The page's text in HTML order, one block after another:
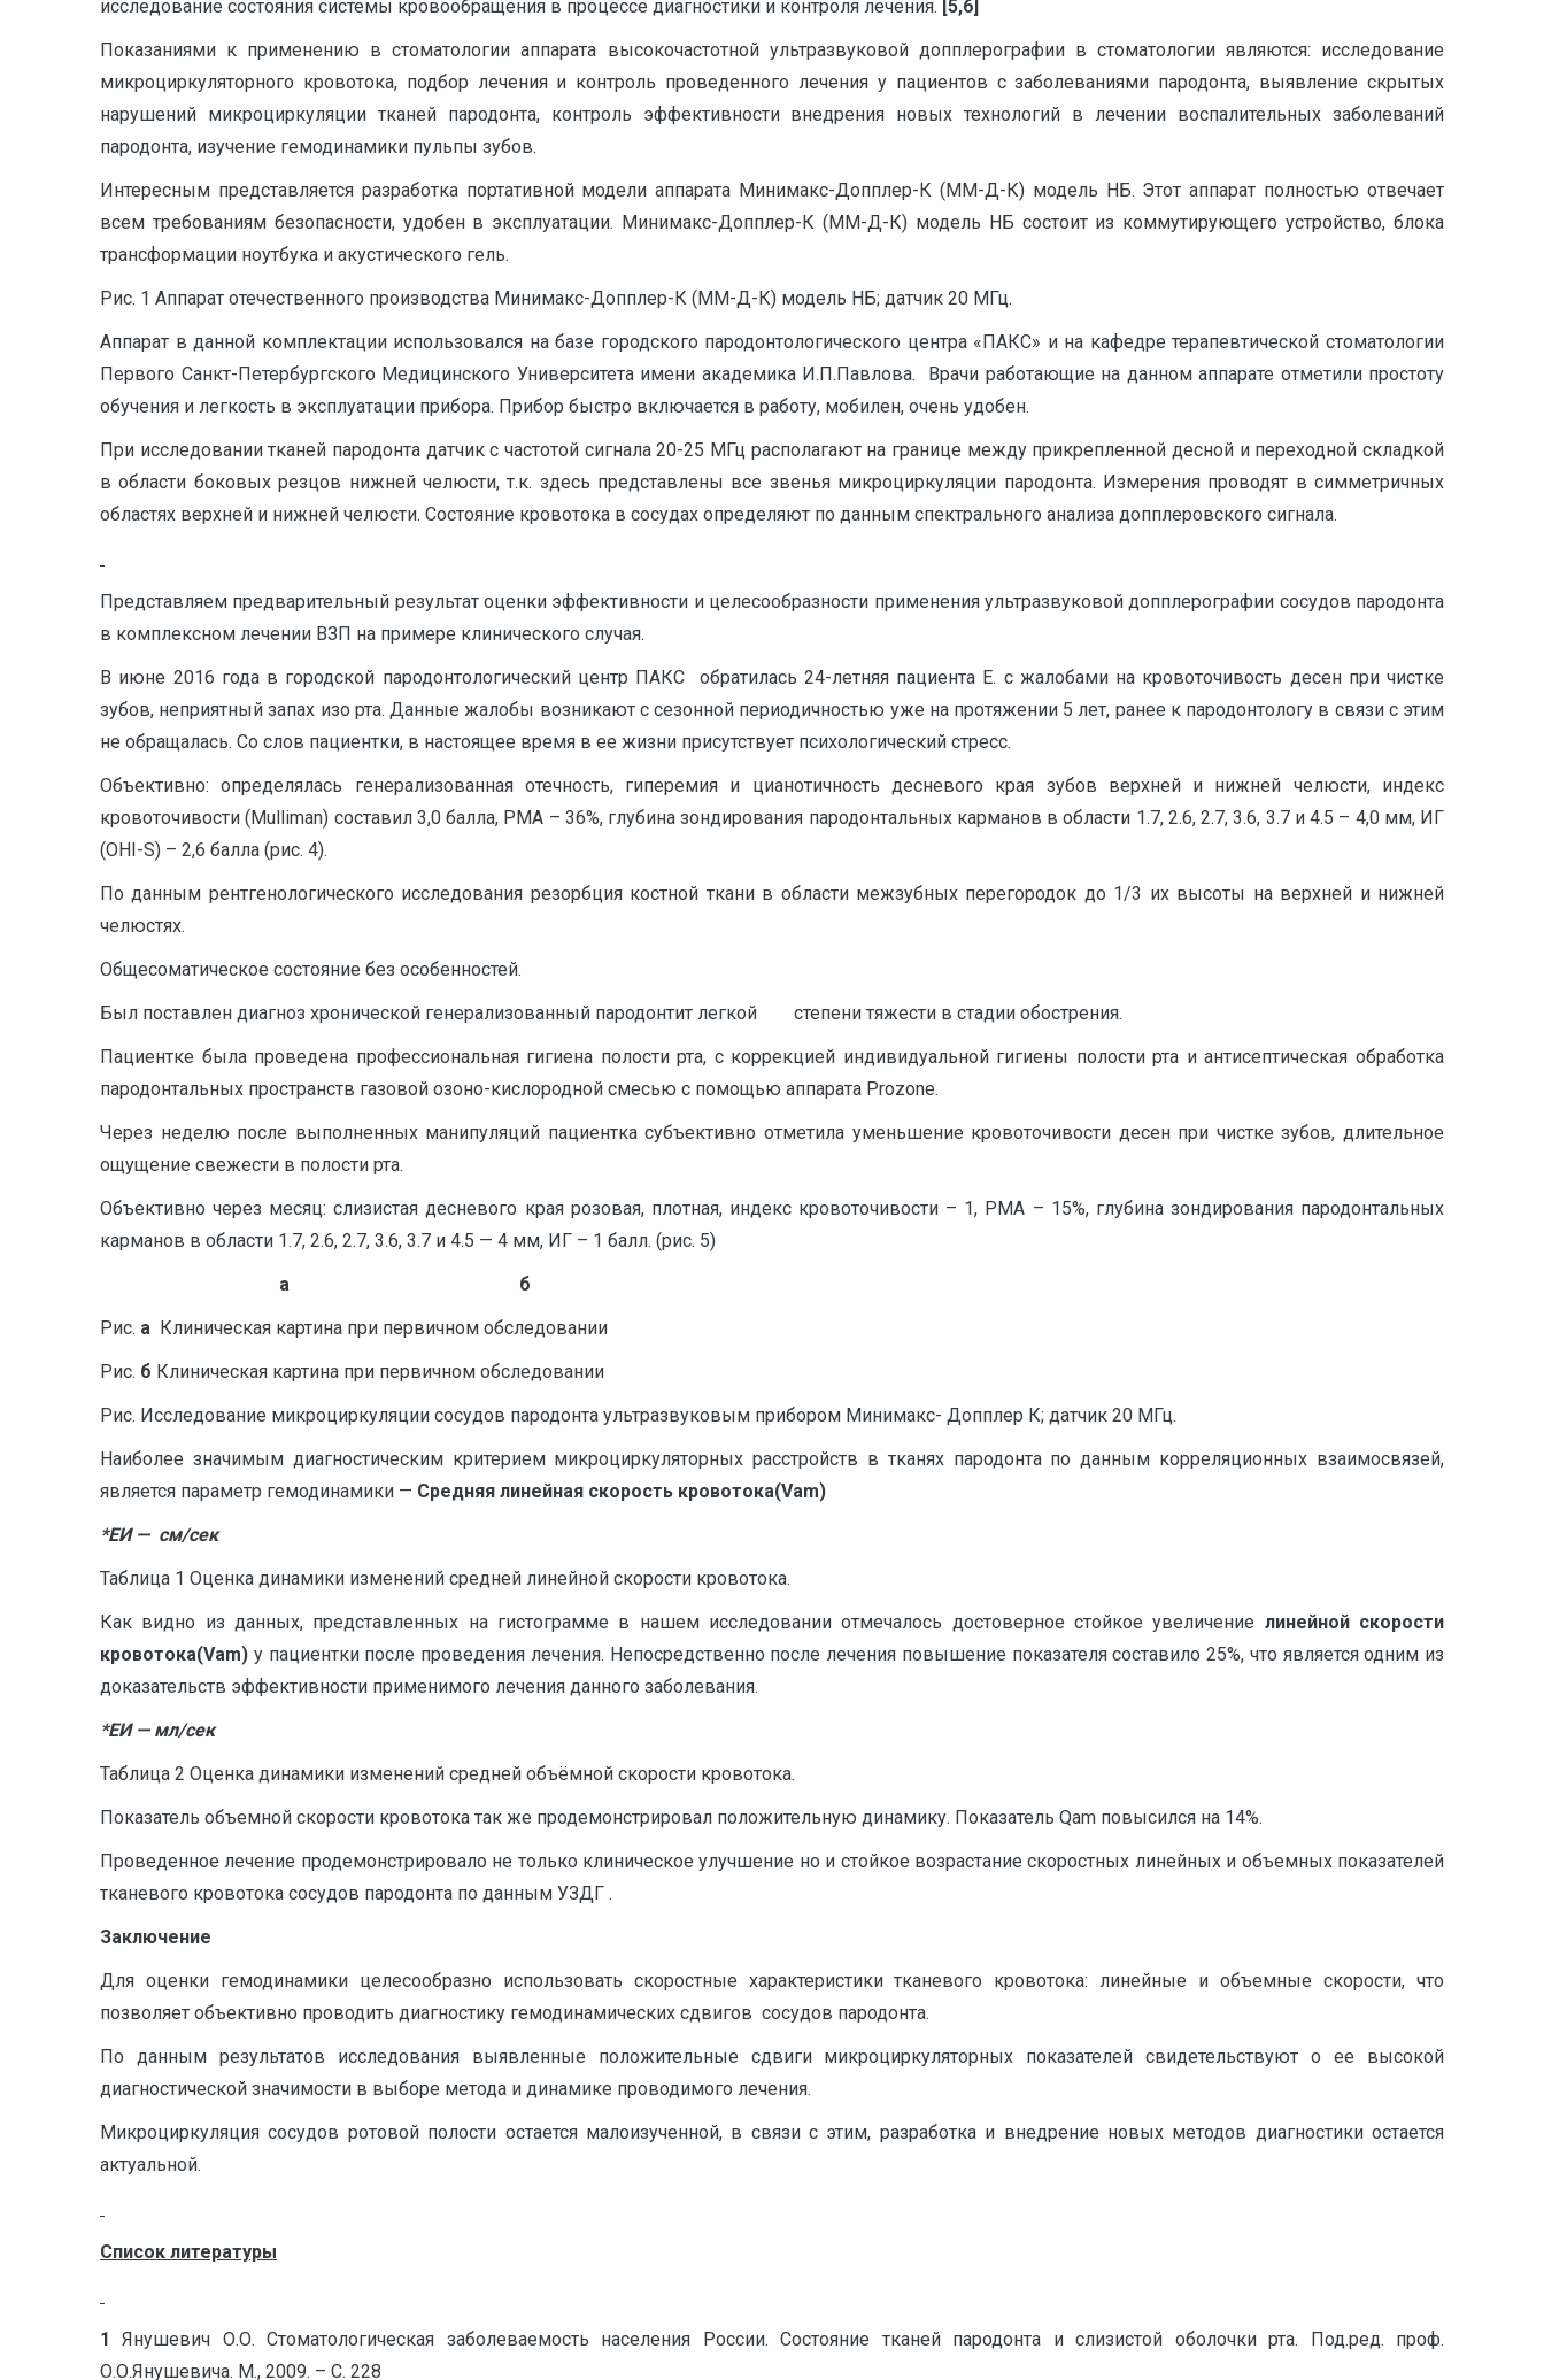
исследование состояния системы кровообращения в процессе диагностики и контроля лечения. [5,6]
Показаниями к применению в стоматологии аппарата высокочастотной ультразвуковой допплерографии в стоматологии являются: исследование
микроциркуляторного кровотока, подбор лечения и контроль проведенного лечения у пациентов с заболеваниями пародонта, выявление скрытых
нарушений микроциркуляции тканей пародонта, контроль эффективности внедрения новых технологий в лечении воспалительных заболеваний
пародонта, изучение гемодинамики пульпы зубов.
Интересным представляется разработка портативной модели аппарата Минимакс-Допплер-К (ММ-Д-К) модель НБ. Этот аппарат полностью отвечает
всем требованиям безопасности, удобен в эксплуатации. Минимакс-Допплер-К (ММ-Д-К) модель НБ состоит из коммутирующего устройство, блока
трансформации ноутбука и акустического гель.
Рис. 1 Аппарат отечественного производства Минимакс-Допплер-К (ММ-Д-К) модель НБ; датчик 20 МГц.
Аппарат в данной комплектации использовался на базе городского пародонтологического центра «ПАКС» и на кафедре терапевтической стоматологии
Первого Санкт-Петербургского Медицинского Университета имени академика И.П.Павлова. Врачи работающие на данном аппарате отметили простоту
обучения и легкость в эксплуатации прибора. Прибор быстро включается в работу, мобилен, очень удобен.
При исследовании тканей пародонта датчик с частотой сигнала 20-25 МГц располагают на границе между прикрепленной десной и переходной складкой
в области боковых резцов нижней челюсти, т.к. здесь представлены все звенья микроциркуляции пародонта. Измерения проводят в симметричных
областях верхней и нижней челюсти. Состояние кровотока в сосудах определяют по данным спектрального анализа допплеровского сигнала.
Представляем предварительный результат оценки эффективности и целесообразности применения ультразвуковой допплерографии сосудов пародонта
в комплексном лечении ВЗП на примере клинического случая.
В июне 2016 года в городской пародонтологический центр ПАКС обратилась 24-летняя пациента Е. с жалобами на кровоточивость десен при чистке
зубов, неприятный запах изо рта. Данные жалобы возникают с сезонной периодичностью уже на протяжении 5 лет, ранее к пародонтологу в связи с этим
не обращалась. Со слов пациентки, в настоящее время в ее жизни присутствует психологический стресс.
Объективно: определялась генерализованная отечность, гиперемия и цианотичность десневого края зубов верхней и нижней челюсти, индекс
кровоточивости (Mulliman) составил 3,0 балла, PMA – 36%, глубина зондирования пародонтальных карманов в области 1.7, 2.6, 2.7, 3.6, 3.7 и 4.5 – 4,0 мм, ИГ
(OHI-S) – 2,6 балла (рис. 4).
По данным рентгенологического исследования резорбция костной ткани в области межзубных перегородок до 1/3 их высоты на верхней и нижней
челюстях.
Общесоматическое состояние без особенностей.
Был поставлен диагноз хронической генерализованный пародонтит легкой степени тяжести в стадии обострения.
Пациентке была проведена профессиональная гигиена полости рта, с коррекцией индивидуальной гигиены полости рта и антисептическая обработка
пародонтальных пространств газовой озоно-кислородной смесью с помощью аппарата Prozone.
Через неделю после выполненных манипуляций пациентка субъективно отметила уменьшение кровоточивости десен при чистке зубов, длительное
ощущение свежести в полости рта.
Объективно через месяц: слизистая десневого края розовая, плотная, индекс кровоточивости – 1, PMA – 15%, глубина зондирования пародонтальных
карманов в области 1.7, 2.6, 2.7, 3.6, 3.7 и 4.5 — 4 мм, ИГ – 1 балл. (рис. 5)
а б
Рис. а Клиническая картина при первичном обследовании
Рис. б Клиническая картина при первичном обследовании
Рис. Исследование микроциркуляции сосудов пародонта ультразвуковым прибором Минимакс- Допплер К; датчик 20 МГц.
Наиболее значимым диагностическим критерием микроциркуляторных расстройств в тканях пародонта по данным корреляционных взаимосвязей,
является параметр гемодинамики — Средняя линейная скорость кровотока(Vam)
*ЕИ — см/сек
Таблица 1 Оценка динамики изменений средней линейной скорости кровотока.
Как видно из данных, представленных на гистограмме в нашем исследовании отмечалось достоверное стойкое увеличение линейной скорости
кровотока(Vam) у пациентки после проведения лечения. Непосредственно после лечения повышение показателя составило 25%, что является одним из
доказательств эффективности применимого лечения данного заболевания.
*ЕИ — мл/сек
Таблица 2 Оценка динамики изменений средней объёмной скорости кровотока.
Показатель объемной скорости кровотока так же продемонстрировал положительную динамику. Показатель Qam повысился на 14%.
Проведенное лечение продемонстрировало не только клиническое улучшение но и стойкое возрастание скоростных линейных и объемных показателей
тканевого кровотока сосудов пародонта по данным УЗДГ .
Заключение
Для оценки гемодинамики целесообразно использовать скоростные характеристики тканевого кровотока: линейные и объемные скорости, что
позволяет объективно проводить диагностику гемодинамических сдвигов сосудов пародонта.
По данным результатов исследования выявленные положительные сдвиги микроциркуляторных показателей свидетельствуют о ее высокой
диагностической значимости в выборе метода и динамике проводимого лечения.
Микроциркуляция сосудов ротовой полости остается малоизученной, в связи с этим, разработка и внедрение новых методов диагностики остается
актуальной.
Список литературы
1Янушевич О.О. Стоматологическая заболеваемость населения России. Состояние тканей пародонта и слизистой оболочки рта. Под.ред. проф.
О.О.Янушевича. М., 2009. – С. 228